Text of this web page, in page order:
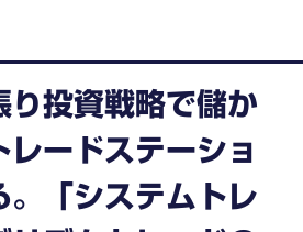
り投資戦略で儲か
ードステーショ
。「システムトレ